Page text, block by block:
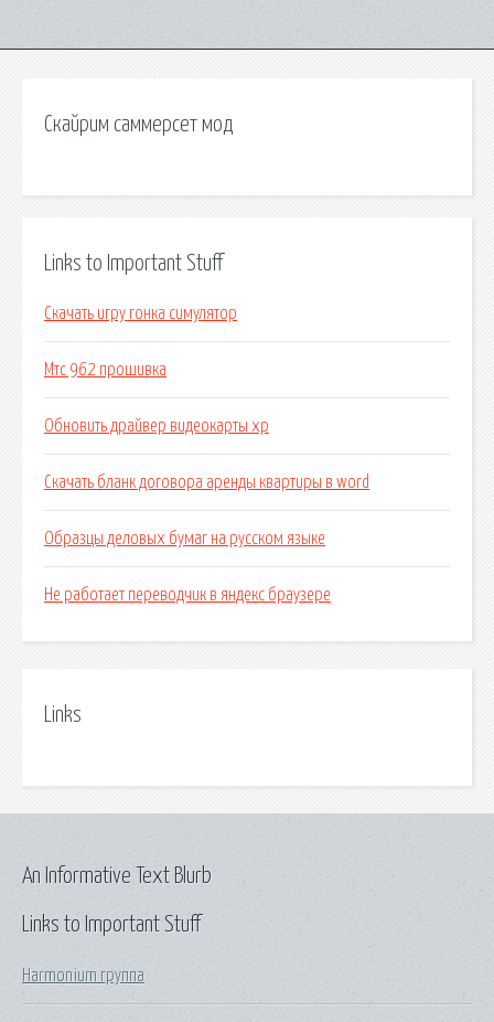
Скайрим саммерсет мод
Links to Important Stuff
Скачать игру гонка симулятор
Мтс 962 прошивка
Обновить драйвер видеокарты xp
Скачать бланк договора аренды квартиры в word
Образцы деловых бумаг на русском языке
Не работает переводчик в яндекс браузере
Links
Links to Important Stuff
Harmonium группа
An Informative Text Blurb